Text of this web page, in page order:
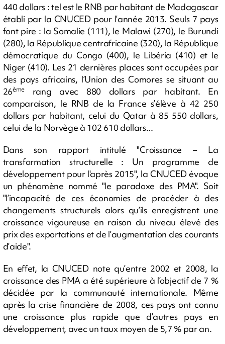
440 dollars : tel est le RNB par habitant de Madagascar
établi par la CNUCED pour l’année 2013. Seuls 7 pays
font pire : la Somalie (111), le Malawi (270), le Burundi
(280), la République centrafricaine (320), la République
démocratique du Congo (400), le Libéria (410) et le
Niger (410). Les 21 dernières places sont occupées par
des pays africains, l’Union des Comores se situant au
26èmerang avec 880 dollars par habitant. En
comparaison, le RNB de la France s’élève à 42 250
dollars par habitant, celui du Qatar à 85 550 dollars,
celui de la Norvège à 102 610 dollars...
Dans son rapport intitulé "Croissance – La
transformation structurelle : Un programme de
développement pour l'après 2015", la CNUCED évoque
un phénomène nommé "le paradoxe des PMA". Soit
"l’incapacité de ces économies de procéder à des
changements structurels alors qu’ils enregistrent une
croissance vigoureuse en raison du niveau élevé des
prix des exportations et de l’augmentation des courants
d’aide".
En effet, la CNUCED note qu’entre 2002 et 2008, la
croissance des PMA a été supérieure à l’objectif de 7 %
décidée par la communauté internationale. Même
après la crise financière de 2008, ces pays ont connu
une croissance plus rapide que d’autres pays en
développement, avec un taux moyen de 5,7 % par an.